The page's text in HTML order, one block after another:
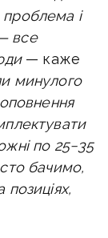
і
все
— каже
минулого
по 25−35
бачимо,